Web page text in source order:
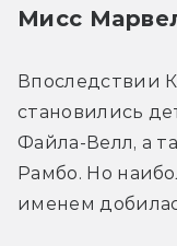
Мисс
Впоследствии
становились
Файла-Велл, а
Рамбо. Но
именем